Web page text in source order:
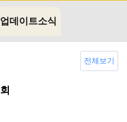
업데이트소식
전체보기